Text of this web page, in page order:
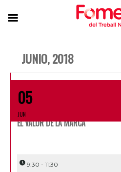
JUNIO, 2018
05
JUN
EL VALOR DE LA MARCA
9:30 - 11:30